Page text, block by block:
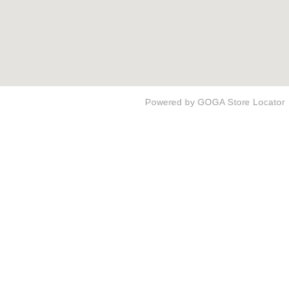
Powered by GOGA Store Locator